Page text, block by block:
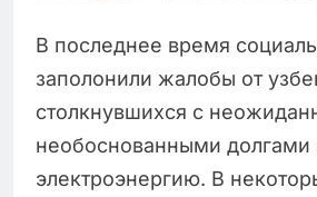
В последнее время
заполонили жалобы от
столкнувшихся с
необоснованными долгами
электроэнергию. В